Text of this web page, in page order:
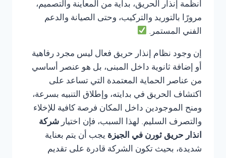
أنظمة إنذار الحريق، بداية من المعاينة والتصميم،
مرورًا بالتوريد والتركيب، وحتى الصيانة والدعم
الفني المستمر.
إن وجود نظام إنذار حريق فعال ليس مجرد رفاهية
أو إضافة ثانوية داخل المبنى، بل هو عنصر أساسي
من عناصر الحماية المعتمدة التي تساعد على
اكتشاف الحريق في بدايته، وإطلاق التنبيه بسرعة،
ومنح الموجودين داخل المكان فرصة كافية للإخلاء
والتصرف السليم. لهذا السبب، فإن اختيار شركة
انذار حريق ثورن في الجيزة يجب أن يتم بعناية
شديدة، بحيث تكون الشركة قادرة على تقديم